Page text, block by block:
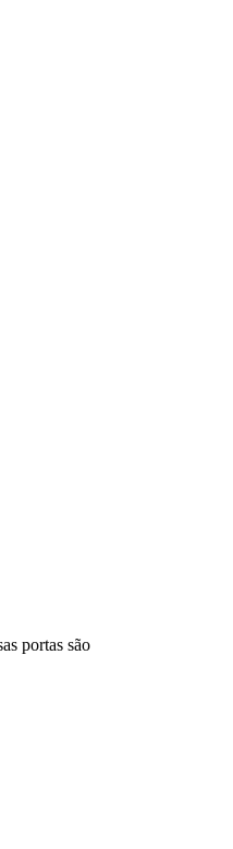
portas são